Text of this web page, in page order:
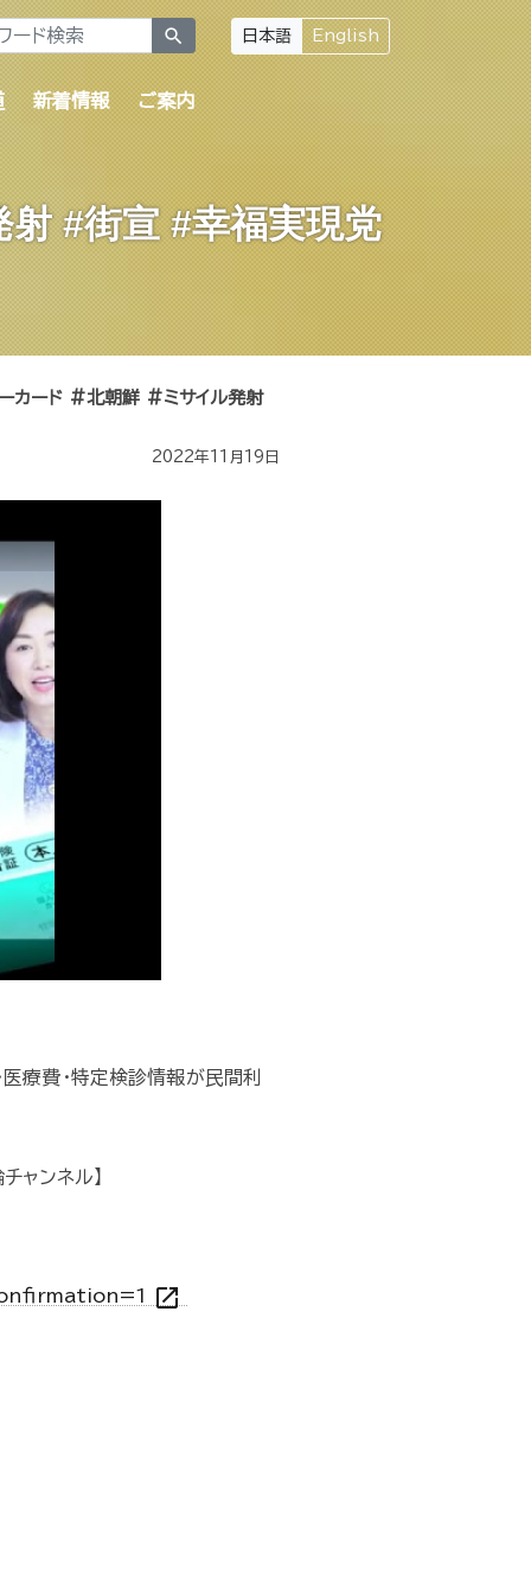
search 日本語 English
新着情報 ご案内
#街宣 #幸福実現党
カード #北朝鮮 #ミサイル発射
2022年11月19日
医療費・特定検診情報が民間利
ャンネル】
open_in_new